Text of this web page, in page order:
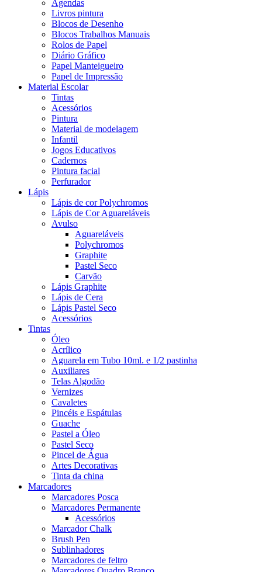
Agendas
Livros pintura
Blocos de Desenho
Blocos Trabalhos Manuais
Rolos de Papel
Diário Gráfico
Papel Manteigueiro
Papel de Impressão
Material Escolar
Tintas
Acessórios
Pintura
Material de modelagem
Infantil
Jogos Educativos
Cadernos
Pintura facial
Perfurador
Lápis
Lápis de cor Polychromos
Lápis de Cor Aguareláveis
Avulso
Aguareláveis
Polychromos
Graphite
Pastel Seco
Carvão
Lápis Graphite
Lápis de Cera
Lápis Pastel Seco
Acessórios
Tintas
Óleo
Acrílico
Aguarela em Tubo 10ml. e 1/2 pastinha
Auxiliares
Telas Algodão
Vernizes
Cavaletes
Pincéis e Espátulas
Guache
Pastel a Óleo
Pastel Seco
Pincel de Água
Artes Decorativas
Tinta da china
Marcadores
Marcadores Posca
Marcadores Permanente
Acessórios
Marcador Chalk
Brush Pen
Sublinhadores
Marcadores de feltro